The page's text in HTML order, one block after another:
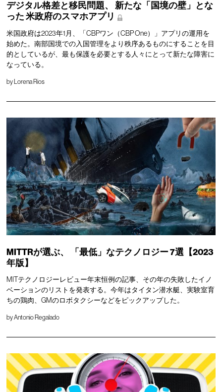
デジタル格差と移民問題、
新たな「国境の壁」とな
った米政府のスマホアプリ
米国政府は2023年1月、「CBPワン（CBP One）」アプリの運用を
始めた。南部国境での入国管理をより秩序あるものにすることを目
的としているが、最も保護を必要とする人々にとって新たな障害に
なっている。
by Lorena Rios
MITTRが選ぶ、 「最低」なテクノロジー7選【2023
年版】
MITテクノロジーレビュー年末恒例の記事、その年の失敗したイノ
ベーションのリストを発表する。今年はタイタン潜水艇、実験室育
ちの鶏肉、GMのロボタクシーなどをピックアップした。
byAntonio Regalado